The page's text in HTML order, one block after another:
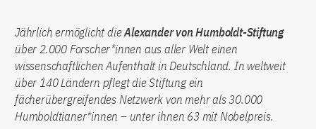
Jährlich ermöglicht dieAlexander von Humboldt-Stiftung
über 2.000 Forscher*innen aus aller Welt einen
wissenschaftlichen Aufenthalt in Deutschland. In weltweit
über 140 Ländern pflegt die Stiftung ein
fächerübergreifendes Netzwerk von mehr als 30.000
Humboldtianer*innen – unter ihnen 63 mit Nobelpreis.